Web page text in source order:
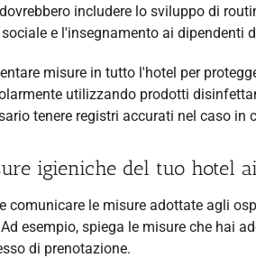
includere lo sviluppo di
e l'insegnamento ai dipendenti
misure in tutto l'hotel per
utilizzando prodotti
tenere registri accurati nel caso
igieniche del tuo hotel
comunicare le misure adottate agli
esempio, spiega le misure che hai
di prenotazione.